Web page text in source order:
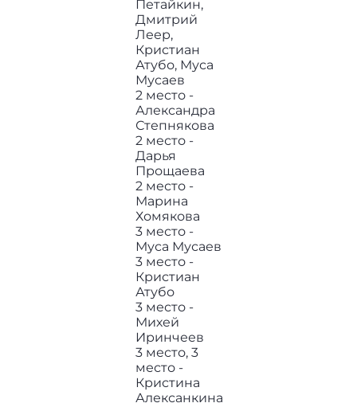
Петайкин,
Дмитрий
Леер,
Кристиан
Атубо, Муса
Мусаев
2 место -
Александра
Степнякова
2 место -
Дарья
Прощаева
2 место -
Марина
Хомякова
3 место -
Муса Мусаев
3 место -
Кристиан
Атубо
3 место -
Михей
Иринчеев
3 место, 3
место -
Кристина
Алексанкина